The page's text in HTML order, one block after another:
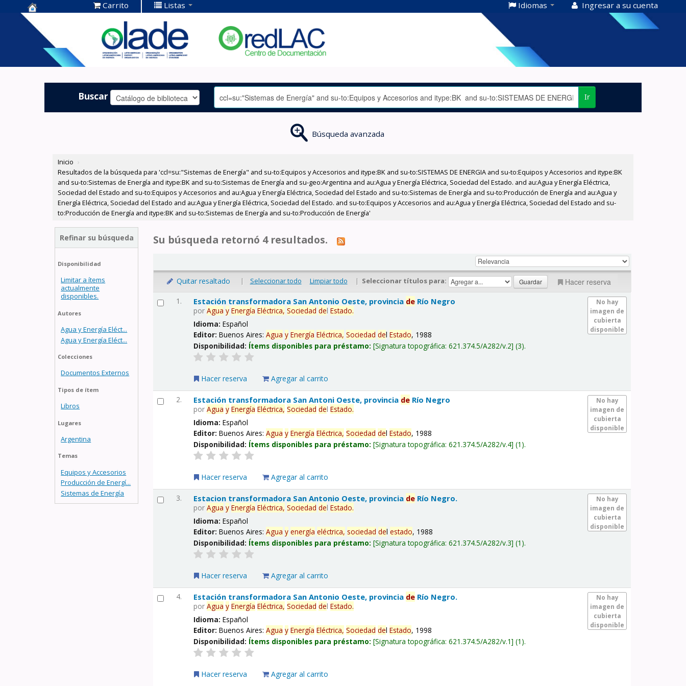
Centro de
Documentación
OLADE -
Carrito Listas Idiomas Ingresar a su cuenta
Buscar Ir
Búsqueda avanzada
Inicio ›
Resultados de la búsqueda para 'ccl=su:"Sistemas de Energía" and su-to:Equipos y Accesorios and itype:BK and su-to:SISTEMAS DE ENERGIA and su-to:Equipos y Accesorios and itype:BK
and su-to:Sistemas de Energía and itype:BK and su-to:Sistemas de Energía and su-geo:Argentina and au:Agua y Energía Eléctrica, Sociedad del Estado. and au:Agua y Energía Eléctrica,
Sociedad del Estado and su-to:Equipos y Accesorios and au:Agua y Energía Eléctrica, Sociedad del Estado and su-to:Sistemas de Energía and su-to:Producción de Energía and au:Agua y
Energía Eléctrica, Sociedad del Estado and au:Agua y Energía Eléctrica, Sociedad del Estado. and su-to:Equipos y Accesorios and au:Agua y Energía Eléctrica, Sociedad del Estado and su-
to:Producción de Energía and itype:BK and su-to:Sistemas de Energía and su-to:Producción de Energía'
Refinar su búsqueda
Disponibilidad
Limitar a ítems
actualmente
disponibles.
Autores
Agua y Energía Eléct...
Agua y Energía Eléct...
Colecciones
Documentos Externos
Tipos de ítem
Libros
Lugares
Argentina
Temas
Equipos y Accesorios
Producción de Energí...
Sistemas de Energía
Su búsqueda retornó 4 resultados.
Quitar resaltado | Seleccionar todo Limpiar todo | Seleccionar títulos para: Hacer reserva
1.
No hay
imagen de
cubierta
disponible
Estación transformadora San Antonio Oeste, provincia de Río Negro
porAgua y Energía Eléctrica, Sociedad delEstado.
Idioma:Español
Editor:Buenos Aires:Agua y Energía Eléctrica, Sociedad delEstado, 1988
Disponibilidad: Ítems disponibles para préstamo: Signatura topográfica:621.374.5/A282/v.2 (3).
Hacer reserva Agregar al carrito
2.
No hay
imagen de
cubierta
disponible
Estación transformadora San Antoni Oeste, provincia de Río Negro
porAgua y Energía Eléctrica, Sociedad delEstado.
Idioma:Español
Editor:Buenos Aires:Agua y Energía Eléctrica, Sociedad delEstado, 1988
Disponibilidad: Ítems disponibles para préstamo: Signatura topográfica:621.374.5/A282/v.4 (1).
Hacer reserva Agregar al carrito
3.
No hay
imagen de
cubierta
disponible
Estacion transformadora San Antonio Oeste, provincia de Río Negro.
porAgua y Energía Eléctrica, Sociedad delEstado.
Idioma:Español
Editor:Buenos Aires:Agua y energía eléctrica, sociedad delestado, 1988
Disponibilidad: Ítems disponibles para préstamo: Signatura topográfica:621.374.5/A282/v.3 (1).
Hacer reserva Agregar al carrito
4.
No hay
imagen de
cubierta
disponible
Estación transformadora San Antonio Oeste, provincia de Río Negro.
porAgua y Energía Eléctrica, Sociedad delEstado.
Idioma:Español
Editor:Buenos Aires:Agua y Energía Eléctrica, Sociedad delEstado, 1998
Disponibilidad: Ítems disponibles para préstamo: Signatura topográfica:621.374.5/A282/v.1 (1).
Hacer reserva Agregar al carrito